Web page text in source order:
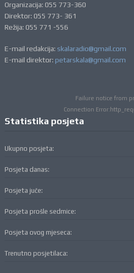
Organizacija: 055 773-360
Direktor: 055 773- 361
Režija: 055 771 -556
E-mail redakcija: skalaradio@gmail.com
E-mail direktor: petarskala@gmail.com
Failure notice from
Connection
Statistika posjeta
Ukupno posjeta:
Posjeta danas:
Posjeta juče:
Posjeta prošle sedmice:
Posjeta ovog mjeseca:
Trenutno posjetilaca: